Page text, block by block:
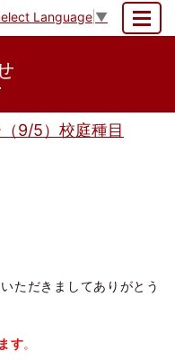
Language ▼
9/5）校庭種目
ただきましてありがとう
す。